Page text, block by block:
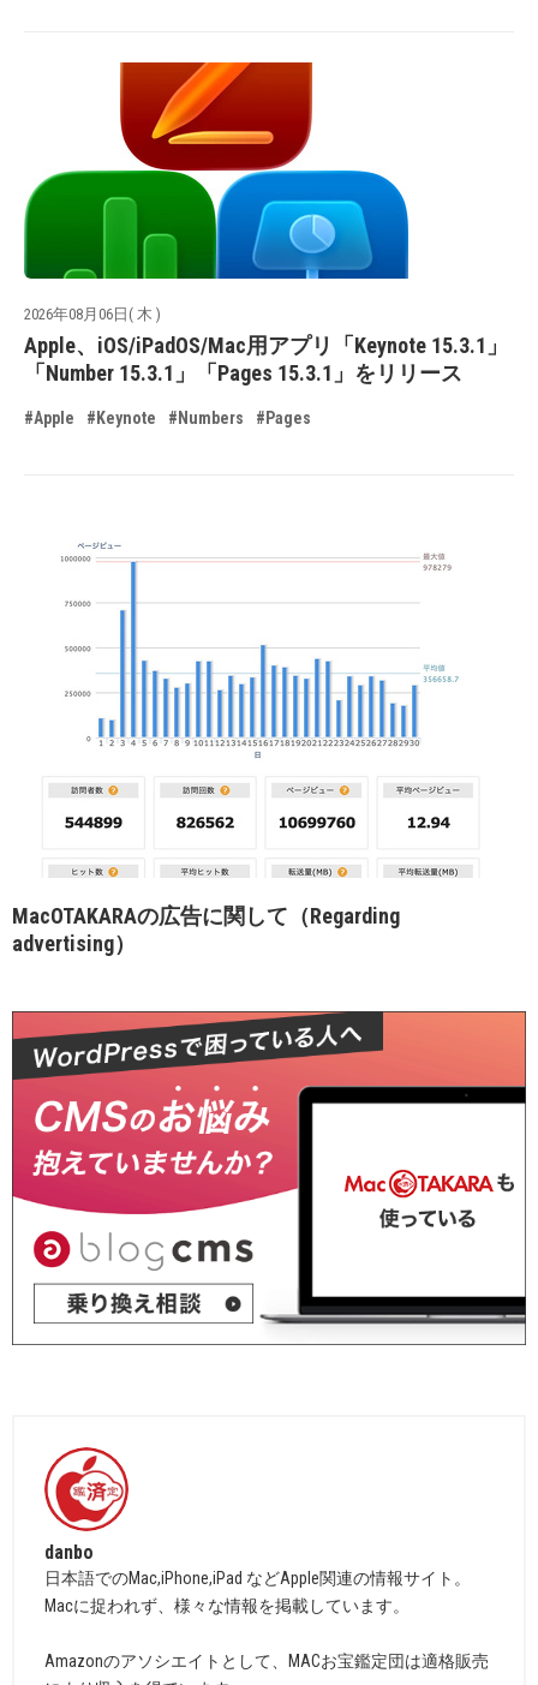
2026年08月06日( 木 )
Apple、iOS/iPadOS/Mac用アプリ「Keynote 15.3.1」
「Number 15.3.1」「Pages 15.3.1」をリリース
#Apple #Keynote #Numbers #Pages
MacOTAKARAの広告に関して（Regarding
advertising）
danbo
日本語でのMac,iPhone,iPad などApple関連の情報サイト。
Macに捉われず、様々な情報を掲載しています。
Amazonのアソシエイトとして、MACお宝鑑定団は適格販売